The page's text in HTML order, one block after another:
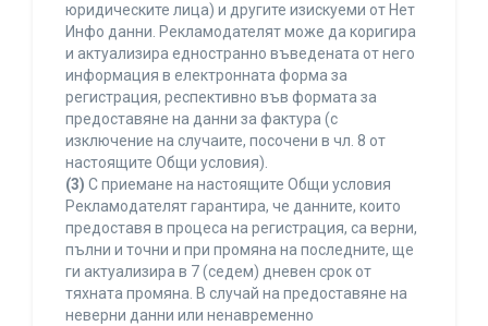
юридическите лица) и другите изискуеми от Нет
Инфо данни. Рекламодателят може да коригира
и актуализира едностранно въведената от него
информация в електронната форма за
регистрация, респективно във формата за
предоставяне на данни за фактура (с
изключение на случаите, посочени в чл. 8 от
настоящите Общи условия).
(3) С приемане на настоящите Общи условия
Рекламодателят гарантира, че данните, които
предоставя в процеса на регистрация, са верни,
пълни и точни и при промяна на последните, ще
ги актуализира в 7 (седем) дневен срок от
тяхната промяна. В случай на предоставяне на
неверни данни или ненавременно